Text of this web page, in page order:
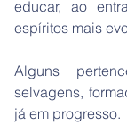
educar, ao
espíritos mais
Alguns
selvagens,
já em progresso.